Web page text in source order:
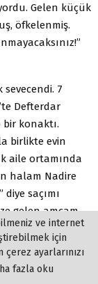
Gelen küçük
öfkelenmiş.
sevecendi. 7
Defterdar
bir konaktı.
birlikte evin
aile ortamında
halam Nadire
diye saçımı
gelen amcam
gençlik
babama
ve internet
için
ayarlarınızı
fazla oku